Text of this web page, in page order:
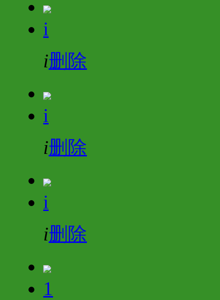
i
i删除
i
i删除
i
i删除
1